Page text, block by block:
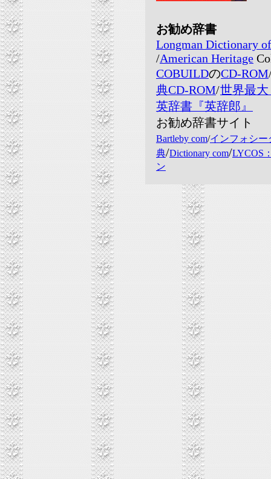
お勧め辞書
Longman Dictionary
/American Heritage
COBUILDのCD-ROM
典CD-ROM/世界最大
英辞書『英辞郎』
お勧め辞書サイト
Bartleby com/インフォシー
典/Dictionary com/LYCOS
ン